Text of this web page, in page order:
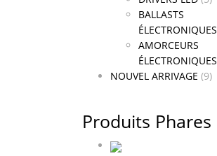
BALLASTS
ÉLECTRONIQUES
AMORCEURS
ÉLECTRONIQUES
NOUVEL ARRIVAGE (9)
Produits Phares